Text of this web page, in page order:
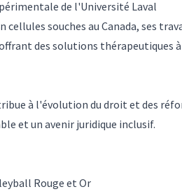
de l'Université Laval
souches au Canada, ses
des solutions thérapeutiques
à l'évolution du droit et des
et un avenir juridique inclusif.
Rouge et Or